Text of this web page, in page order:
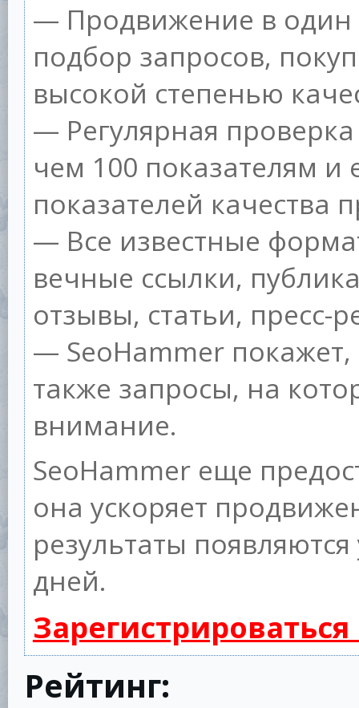
— Продвижение в один
подбор запросов,
высокой степенью
— Регулярная
чем 100 показателям
показателей качества
— Все известные
вечные ссылки,
отзывы, статьи, пресс-
— SeoHammer
также запросы, на
внимание.
SeoHammer еще
она ускоряет
результаты
дней.
Рейтинг: